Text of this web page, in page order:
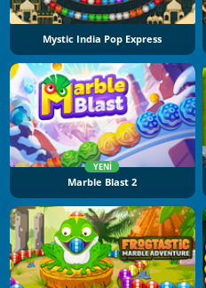
Mystic India Pop Express
YENI
Marble Blast 2